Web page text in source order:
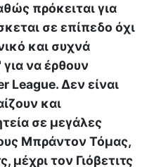
πρόκειται για
σε επίπεδο όχι
και συχνά
να έρθουν
League. Δεν είναι
και
σε μεγάλες
Μπράντον Τόμας,
μέχρι τον Γιόβετιτς